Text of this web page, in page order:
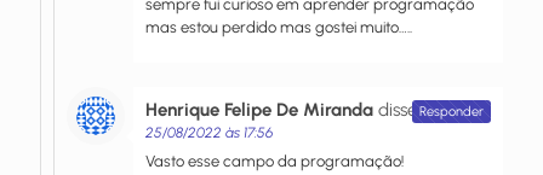
sempre fui curioso em aprender programação
mas estou perdido mas gostei muito…..
Henrique Felipe De Miranda disse:
25/08/2022 às 17:56
Vasto esse campo da programação!
Responder